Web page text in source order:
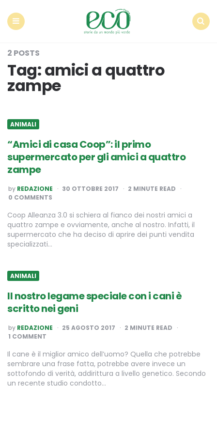
2 POSTS
Tag:amici a quattro
zampe
ANIMALI
“Amici di casa Coop”: il primo
supermercato per gli amici a quattro
zampe
POSTED
BY
by REDAZIONE 30 OTTOBRE 2017 2 MINUTE READ
0 COMMENTS
Coop Alleanza 3.0 si schiera al fianco dei nostri amici a
quattro zampe e ovviamente, anche al nostro. Infatti, il
supermercato che ha deciso di aprire dei punti vendita
specializzati…
ANIMALI
Il nostro legame speciale con i cani è
scritto nei geni
POSTED
BY
by REDAZIONE 25 AGOSTO 2017 2 MINUTE READ
1 COMMENT
Il cane è il miglior amico dell’uomo? Quella che potrebbe
sembrare una frase fatta, potrebbe avere invece un
sottofondo di verità, addirittura a livello genetico. Secondo
un recente studio condotto…